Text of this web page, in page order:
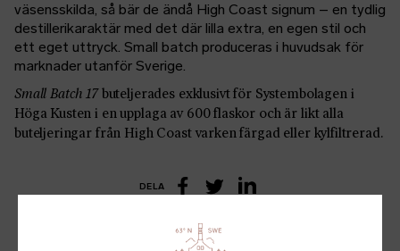
väsensskilda, så bär de ändå High Coast signum – en tydlig
destillerikaraktär med det där lilla extra, en egen stil och
ett eget uttryck. Small batch produceras i huvudsak för
marknader utanför Sverige.
Small Batch 17buteljerades exklusivt för Systembolagen i
Höga Kusten i en upplaga av 600 flaskor och är likt alla
buteljeringar från High Coast varken färgad eller kylfiltrerad.
DELA
Facebook
TwitterLinkedIn